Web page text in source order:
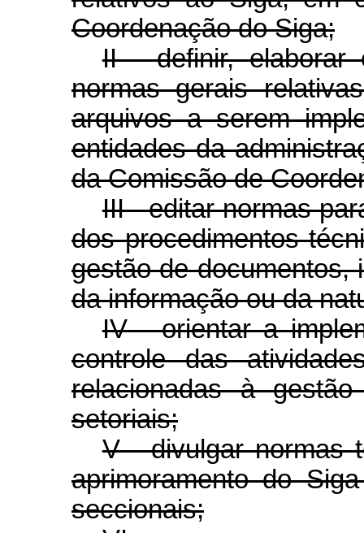
Coordenação do Siga;
II - definir,
normas gerais
arquivos a serem
entidades da
da Comissão de
III - editar normas
dos procedimentos
gestão de documentos,
da informação ou da
IV - orientar a
controle das
relacionadas à
setoriais;
V - divulgar normas
aprimoramento do
seccionais;